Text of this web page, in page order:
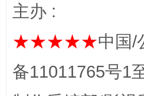
主办 :
★★★★★中国/
备11011765号1